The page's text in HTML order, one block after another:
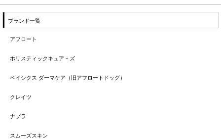
ブランド一覧
アフロート
ホリスティックキュア－ズ
ベイシクス ダーマケア（旧アフロートドッグ）
クレイツ
ナプラ
スムーズスキン